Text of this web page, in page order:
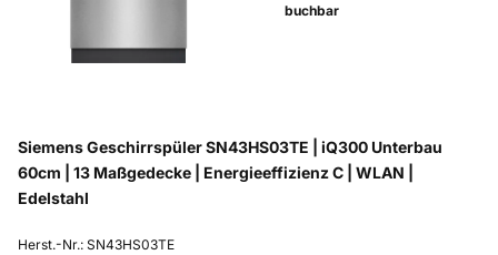
buchbar
Siemens Geschirrspüler SN43HS03TE | iQ300 Unterbau
60cm | 13 Maßgedecke | Energieeffizienz C | WLAN |
Edelstahl
Herst.-Nr.: SN43HS03TE